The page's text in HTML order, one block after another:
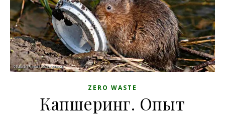
ZERO WASTE
Капшеринг. Опыт